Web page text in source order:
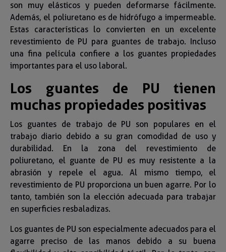
son muy elásticos y pueden deformarse fácilmente.
Además, el poliuretano es de hidrófugo a impermeable.
Estas características lo convierten en un excelente
revestimiento de PU para guantes de trabajo. Incluso
una fina película confiere a los guantes propiedades
importantes para el uso laboral.
Los guantes de PU tienen
muchas propiedades positivas
Los guantes de trabajo de PU son populares en el
trabajo diario debido a su gran comodidad de uso y
durabilidad. En la zona del revestimiento de
poliuretano, el guante de PU es muy resistente a la
abrasión y repele el agua. Al mismo tiempo, el
revestimiento de PU proporciona un buen agarre. Por lo
tanto, también son la elección adecuada para trabajar
en superficies resbaladizas.
Los guantes de PU son especialmente adecuados para el
agarre preciso de las manos debido a su buena